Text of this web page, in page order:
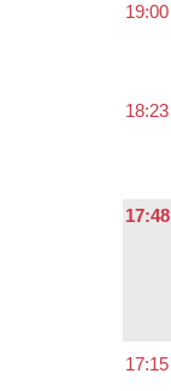
19:00
18:23
17:48
17:15